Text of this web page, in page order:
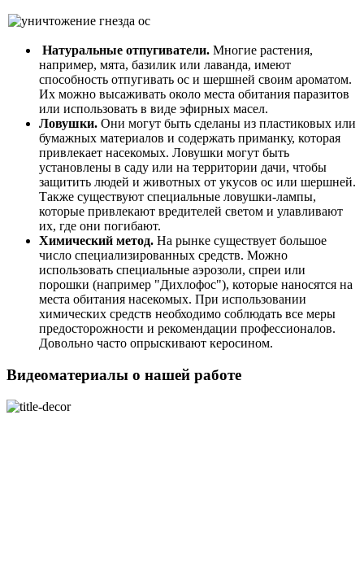
Натуральные отпугиватели. Многие растения,
например, мята, базилик или лаванда, имеют
способность отпугивать ос и шершней своим ароматом.
Их можно высаживать около места обитания паразитов
или использовать в виде эфирных масел.
Ловушки. Они могут быть сделаны из пластиковых или
бумажных материалов и содержать приманку, которая
привлекает насекомых. Ловушки могут быть
установлены в саду или на территории дачи, чтобы
защитить людей и животных от укусов ос или шершней.
Также существуют специальные ловушки-лампы,
которые привлекают вредителей светом и улавливают
их, где они погибают.
Химический метод. На рынке существует большое
число специализированных средств. Можно
использовать специальные аэрозоли, спреи или
порошки (например "Дихлофос"), которые наносятся на
места обитания насекомых. При использовании
химических средств необходимо соблюдать все меры
предосторожности и рекомендации профессионалов.
Довольно часто опрыскивают керосином.
Видеоматериалы о нашей работе